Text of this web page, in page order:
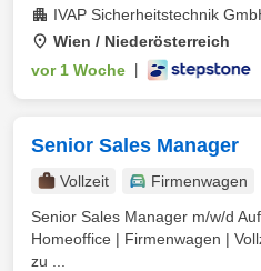
IVAP Sicherheitstechnik
Wien / Niederösterreich
vor 1 Woche
Senior Sales Manager
Vollzeit Firmenwagen
Senior Sales Manager m/w/d
Homeoffice | Firmenwagen |
zu ...